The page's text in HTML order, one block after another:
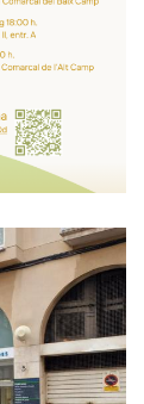
I